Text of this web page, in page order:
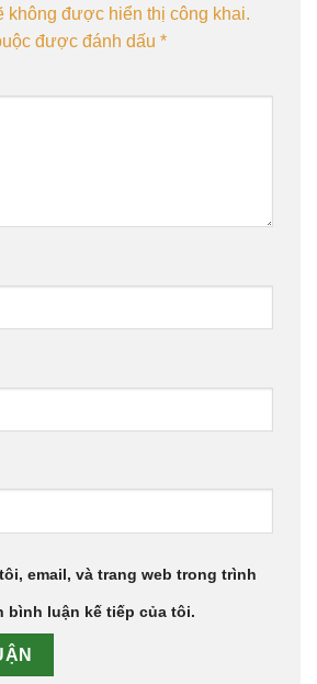
không được hiển thị công khai.
được đánh dấu *
email, và trang web trong trình
bình luận kế tiếp của tôi.